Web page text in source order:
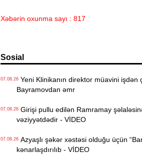
Xəbərin oxunma sayı : 817
Sosial
07.08.26Yeni Klinikanın direktor müavini işdən
Bayramovdan əmr
07.08.26Girişi pullu edilən Ramramay
vəziyyətdədir - VİDEO
07.08.26Azyaşlı şəkər xəstəsi olduğu üçün
kənarlaşdırılıb - VİDEO